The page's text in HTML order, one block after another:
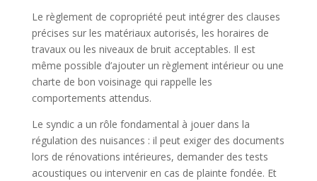
Le règlement de copropriété peut intégrer des clauses
précises sur les matériaux autorisés, les horaires de
travaux ou les niveaux de bruit acceptables. Il est
même possible d’ajouter un règlement intérieur ou une
charte de bon voisinage qui rappelle les
comportements attendus.
Le syndic a un rôle fondamental à jouer dans la
régulation des nuisances : il peut exiger des documents
lors de rénovations intérieures, demander des tests
acoustiques ou intervenir en cas de plainte fondée. Et